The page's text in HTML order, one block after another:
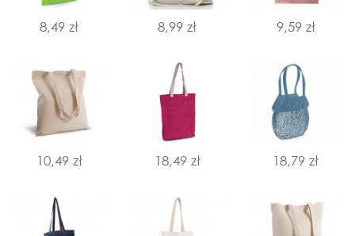
8,49 zł 8,99 zł 9,59 zł
10,49 zł 18,49 zł 18,79 zł